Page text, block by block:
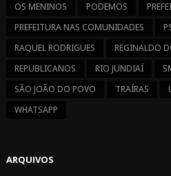
OS MENINOS
PODEMOS
PREFEITURA NAS COMUNIDADES
RAQUEL RODRIGUES
REGINALDO
REPUBLICANOS
RIO JUNDIAÍ
SÃO JOÃO DO POVO
TRAÍRAS
WHATSAPP
ARQUIVOS